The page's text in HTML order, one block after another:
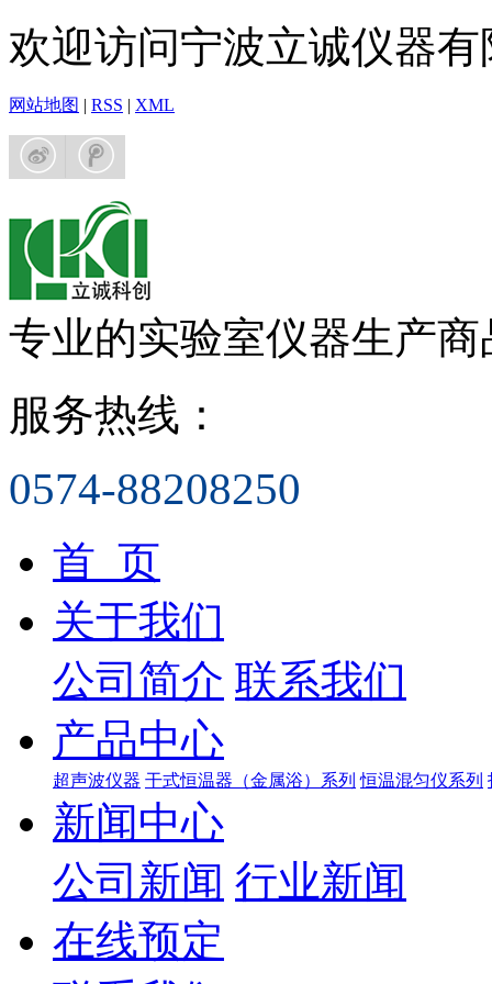
欢迎访问宁波立诚仪器
网站地图 | RSS | XML
专业的实验室仪器生产商
服务热线：
0574-88208250
首 页
关于我们
公司简介 联系我们
产品中心
超声波仪器 干式恒温器（金属浴）系列 恒温混匀仪系列
新闻中心
公司新闻 行业新闻
在线预定